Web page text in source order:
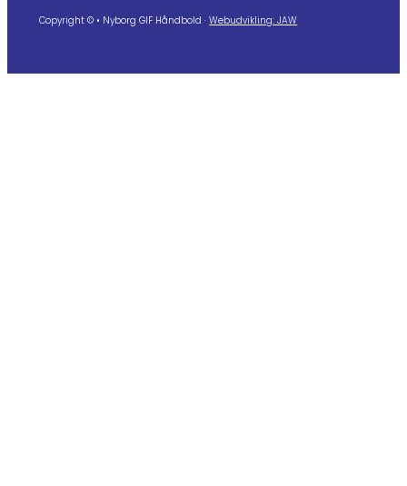
Copyright © • Nyborg GIF Håndbold ·Webudvikling: JAW